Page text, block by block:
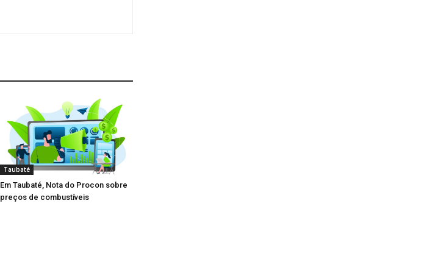
Taubaté
Em Taubaté, Nota do Procon sobre
preços de combustíveis